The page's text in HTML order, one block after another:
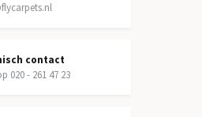
contact
020 - 261 47 23